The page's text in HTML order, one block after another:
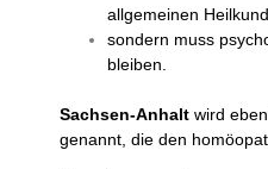
allgemeinen
sondern muss
bleiben.
Sachsen-Anhalt wird
genannt, die den